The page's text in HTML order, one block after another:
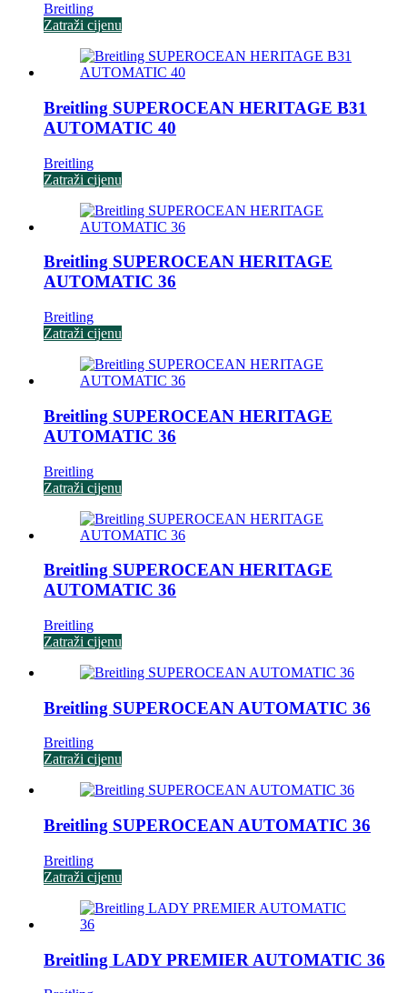
Breitling
Zatraži cijenu
Breitling SUPEROCEAN HERITAGE B31
AUTOMATIC 40
Breitling
Zatraži cijenu
Breitling SUPEROCEAN HERITAGE
AUTOMATIC 36
Breitling
Zatraži cijenu
Breitling SUPEROCEAN HERITAGE
AUTOMATIC 36
Breitling
Zatraži cijenu
Breitling SUPEROCEAN HERITAGE
AUTOMATIC 36
Breitling
Zatraži cijenu
Breitling SUPEROCEAN AUTOMATIC 36
Breitling
Zatraži cijenu
Breitling SUPEROCEAN AUTOMATIC 36
Breitling
Zatraži cijenu
Breitling LADY PREMIER AUTOMATIC 36